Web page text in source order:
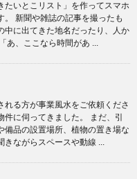
たいとこリスト」を作ってスマホ
。 新聞や雑誌の記事を撮ったも
中に出てきた地名だったり、人か
あ、ここなら時間があ ...
れる方が事業風水をご依頼くださ
に伺ってきました。 まだ、引
備品の設置場所、植物の置き場な
きながらスペースや動線 ...